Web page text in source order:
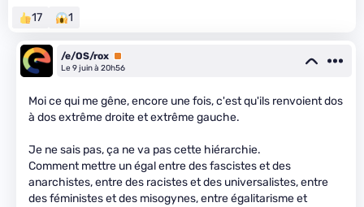
17 1
/e/OS/rox Premium
Le 9 juin à 20h56
Moi ce qui me gêne, encore une fois, c'est qu'ils renvoient dos
à dos extrême droite et extrême gauche.
Je ne sais pas, ça ne va pas cette hiérarchie.
Comment mettre un égal entre des fascistes et des
anarchistes, entre des racistes et des universalistes, entre
des féministes et des misogynes, entre égalitarisme et